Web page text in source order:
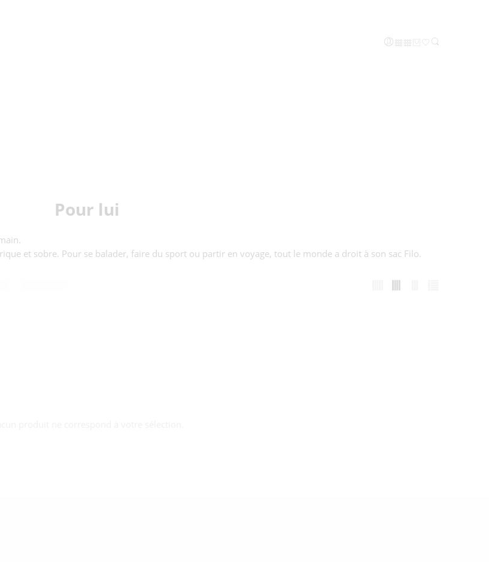
Pour lui
et sobre. Pour se balader, faire du sport ou partir en voyage, tout le monde a droit à son sac Filo.